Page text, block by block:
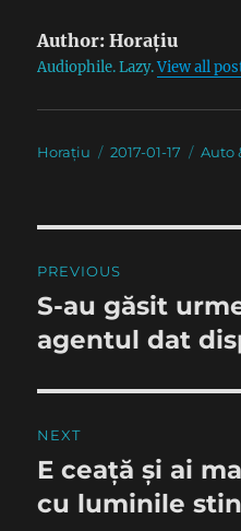
Author: Horațiu
Audiophile. Lazy.View all
Author
Horațiu
Posted
2017-01-17 Auto
navigation
PREVIOUS
Previous
post:
S-au găsit
agentul dat
NEXT
Next
post:
E ceață și ai
cu luminile